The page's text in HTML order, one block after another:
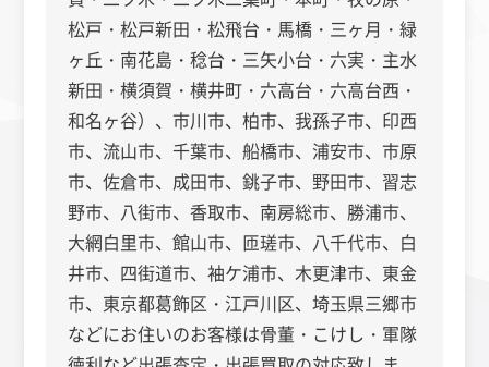
松戸・松戸新田・松飛台・馬橋・三ヶ月・緑
ヶ丘・南花島・稔台・三矢小台・六実・主水
新田・横須賀・横井町・六高台・六高台西・
和名ヶ谷）、市川市、柏市、我孫子市、印西
市、流山市、千葉市、船橋市、浦安市、市原
市、佐倉市、成田市、銚子市、野田市、習志
野市、八街市、香取市、南房総市、勝浦市、
大網白里市、館山市、匝瑳市、八千代市、白
井市、四街道市、袖ケ浦市、木更津市、東金
市、東京都葛飾区・江戸川区、埼玉県三郷市
などにお住いのお客様は骨董・こけし・軍隊